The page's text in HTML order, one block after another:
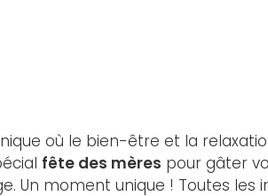
où le bien-être et la
fête des mères pour gâter
Un moment unique ! Toutes les